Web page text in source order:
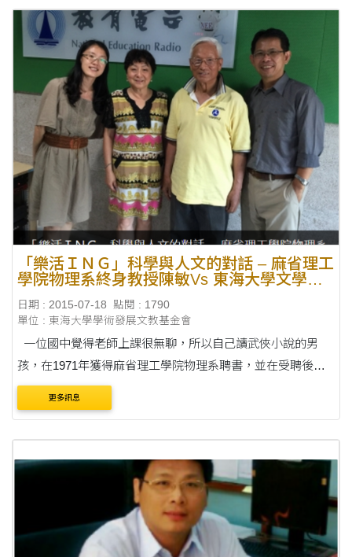
「樂活ＩＮＧ」科學與人文的對話 – 麻省理工
學院物理系終身教授陳敏Vs 東海大學文學院
日期 : 2015-07-18
點閱 : 1790
單位 : 東海大學學術發展文教基金會
孩，在1971年獲得麻省理工學院物理系聘書，並在受聘後第
三年找到物理學上可以解釋人是甚麼東西構成的Ｊ粒子....
更多訊息